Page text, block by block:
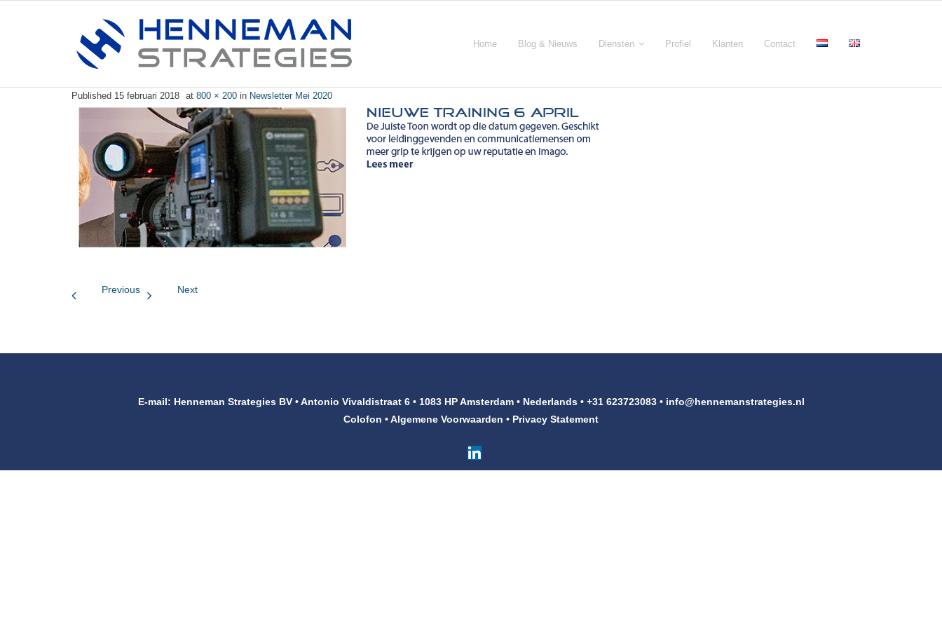
Home Blog & Nieuws Diensten Profiel Klanten Contact
Published 15 februari 2018 at 800 × 200 in Newsletter Mei 2020
Previous Next
E-mail: Henneman Strategies BV • Antonio Vivaldistraat 6 • 1083 HP Amsterdam • Nederlands • +31 623723083 • info@hennemanstrategies.nl
Colofon •Algemene Voorwaarden • Privacy Statement